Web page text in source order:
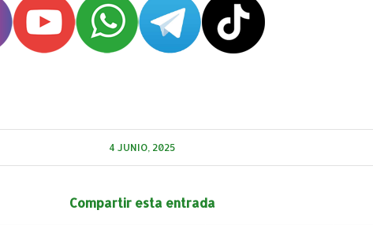
4 JUNIO, 2025
Compartir esta entrada